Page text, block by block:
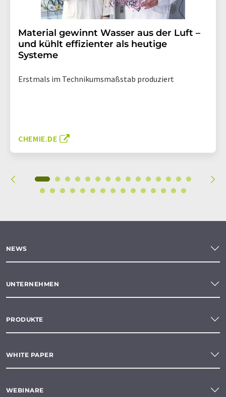
Material gewinnt Wasser aus der Luft –
und kühlt effizienter als heutige
Systeme
Erstmals im Technikumsmaßstab produziert
CHEMIE.DE
NEWS
UNTERNEHMEN
PRODUKTE
WHITE PAPER
WEBINARE